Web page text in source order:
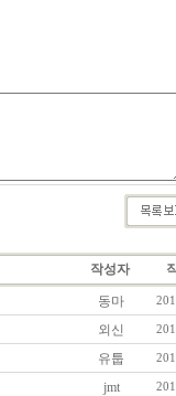
작성자
동마
외신
유툽
jmt